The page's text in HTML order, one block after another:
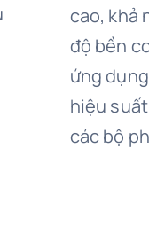
cao, khả
độ bền
ứng
hiệu
các bộ